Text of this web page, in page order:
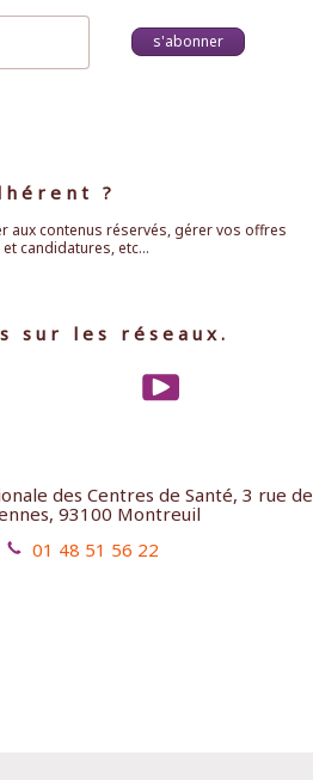
s'abonner
?
aux contenus réservés, gérer vos offres
candidatures, etc...
sur les réseaux.
des Centres de Santé, 3 rue de
93100 Montreuil
01 48 51 56 22